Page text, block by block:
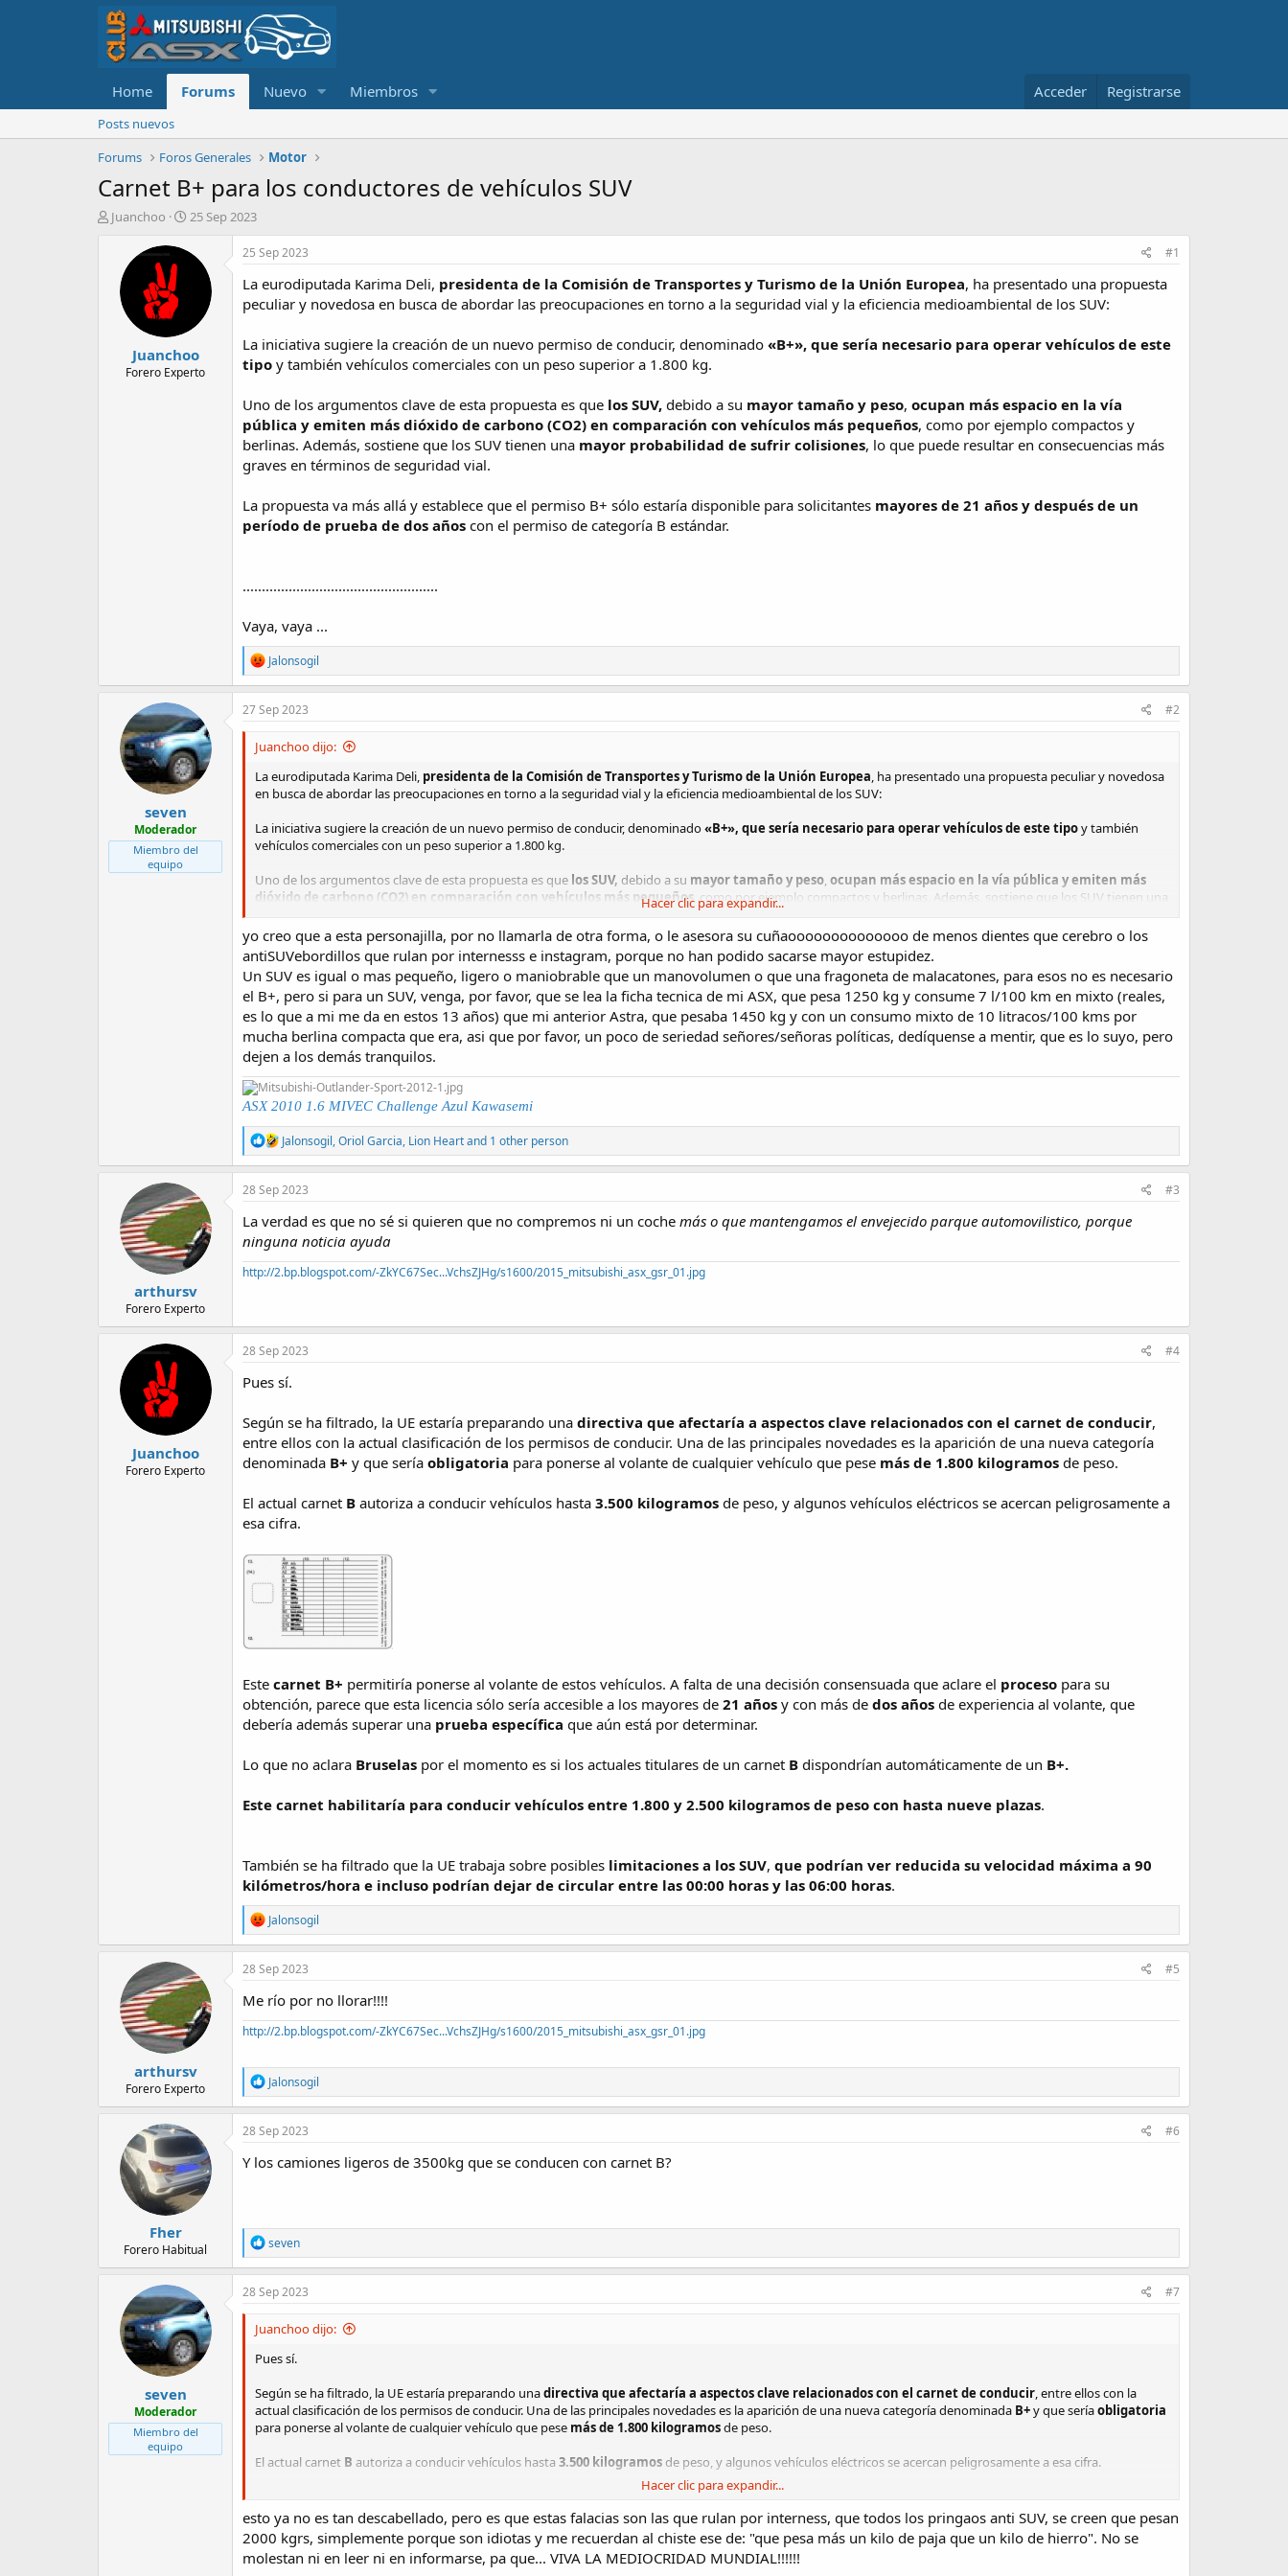
Home Forums Nuevo Miembros Acceder Registrarse
Posts nuevos
Forums
Foros Generales Motor
Carnet B+ para los conductores de vehículos SUV
A
Juanchoo
F
c
i
n
i
25 Sep 2023
Juanchoo
Forero Experto
25 Sep 2023 #1
La eurodiputada Karima Deli, presidenta de la Comisión de Transportes y Turismo de la Unión Europea, ha presentado una propuesta
peculiar y novedosa en busca de abordar las preocupaciones en torno a la seguridad vial y la eficiencia medioambiental de los SUV:
La iniciativa sugiere la creación de un nuevo permiso de conducir, denominado «B+», que sería necesario para operar vehículos de este
tipo y también vehículos comerciales con un peso superior a 1.800 kg.
Uno de los argumentos clave de esta propuesta es que los SUV, debido a su mayor tamaño y peso, ocupan más espacio en la vía
pública y emiten más dióxido de carbono (CO2) en comparación con vehículos más pequeños, como por ejemplo compactos y
berlinas. Además, sostiene que los SUV tienen una mayor probabilidad de sufrir colisiones, lo que puede resultar en consecuencias más
graves en términos de seguridad vial.
La propuesta va más allá y establece que el permiso B+ sólo estaría disponible para solicitantes mayores de 21 años y después de un
período de prueba de dos años con el permiso de categoría B estándar.
...................................................
Vaya, vaya ...
R
e
a
c
o
s
:
Jalonsogil
seven
Moderador
Miembro del
equipo
27 Sep 2023 #2
Juanchoo dijo:
La eurodiputada Karima Deli, presidenta de la Comisión de Transportes y Turismo de la Unión Europea, ha presentado una propuesta peculiar y novedosa
en busca de abordar las preocupaciones en torno a la seguridad vial y la eficiencia medioambiental de los SUV:
La iniciativa sugiere la creación de un nuevo permiso de conducir, denominado«B+», que sería necesario para operar vehículos de este tipoy también
vehículos comerciales con un peso superior a 1.800 kg.
Uno de los argumentos clave de esta propuesta es que los SUV, debido a su mayor tamaño y peso,ocupan más espacio en la vía pública y emiten más
dióxido de carbono (CO2) en comparación con vehículos más pequeños, como por ejemplo compactos y berlinas. Además, sostiene que los SUV tienen una
, lo que puede resultar en consecuencias más graves en términos de seguridad vial.
La propuesta va más allá y establece que el permiso B+ sólo estaría disponible para solicitantes
mayores de 21 años y después de un período de prueba de
dos añoscon el permiso de categoría B estándar.
...................................................
Vaya, vaya ...
Hacer clic para expandir...
yo creo que a esta personajilla, por no llamarla de otra forma, o le asesora su cuñaoooooooooooooo de menos dientes que cerebro o los
antiSUVebordillos que rulan por internesss e instagram, porque no han podido sacarse mayor estupidez.
Un SUV es igual o mas pequeño, ligero o maniobrable que un manovolumen o que una fragoneta de malacatones, para esos no es necesario
el B+, pero si para un SUV, venga, por favor, que se lea la ficha tecnica de mi ASX, que pesa 1250 kg y consume 7 l/100 km en mixto (reales,
es lo que a mi me da en estos 13 años) que mi anterior Astra, que pesaba 1450 kg y con un consumo mixto de 10 litracos/100 kms por
mucha berlina compacta que era, asi que por favor, un poco de seriedad señores/señoras políticas, dedíquense a mentir, que es lo suyo, pero
dejen a los demás tranquilos.
ASX 2010 1.6 MIVEC Challenge Azul Kawasemi
R
e
a
c
i
o
n
s
:
Jalonsogil,Oriol Garcia, Lion Heartand 1 other person
arthursv
Forero Experto
28 Sep 2023 #3
La verdad es que no sé si quieren que no compremos ni un coche más o que mantengamos el envejecido parque automovilistico, porque
ninguna noticia ayuda
http://2.bp.blogspot.com/-ZkYC67Sec...VchsZJHg/s1600/2015_mitsubishi_asx_gsr_01.jpg
Juanchoo
Forero Experto
28 Sep 2023 #4
Pues sí.
Según se ha filtrado, la UE estaría preparando una directiva que afectaría a aspectos clave relacionados con el carnet de conducir,
entre ellos con la actual clasificación de los permisos de conducir. Una de las principales novedades es la aparición de una nueva categoría
denominada B+ y que sería obligatoria para ponerse al volante de cualquier vehículo que pese más de 1.800 kilogramos de peso.
El actual carnet B autoriza a conducir vehículos hasta 3.500 kilogramos de peso, y algunos vehículos eléctricos se acercan peligrosamente a
esa cifra.
Este carnet B+ permitiría ponerse al volante de estos vehículos. A falta de una decisión consensuada que aclare el proceso para su
obtención, parece que esta licencia sólo sería accesible a los mayores de 21 años y con más de dos años de experiencia al volante, que
debería además superar una prueba específica que aún está por determinar.
Lo que no aclara Bruselas por el momento es si los actuales titulares de un carnet B dispondrían automáticamente de un B+.
Este carnet habilitaría para conducir vehículos entre 1.800 y 2.500 kilogramos de peso con hasta nueve plazas.
También se ha filtrado que la UE trabaja sobre posibles limitaciones a los SUV, que podrían ver reducida su velocidad máxima a 90
kilómetros/hora e incluso podrían dejar de circular entre las 00:00 horas y las 06:00 horas.
R
e
a
c
i
o
n
s
Jalonsogil
arthursv
Forero Experto
28 Sep 2023 #5
Me río por no llorar!!!!
http://2.bp.blogspot.com/-ZkYC67Sec...VchsZJHg/s1600/2015_mitsubishi_asx_gsr_01.jpg
R
e
a
c
i
o
Jalonsogil
Fher
Forero Habitual
28 Sep 2023 #6
Y los camiones ligeros de 3500kg que se conducen con carnet B?
R
e
a
c
o
s
seven
seven
Moderador
Miembro del
equipo
28 Sep 2023 #7
Juanchoo dijo:
Pues sí.
Según se ha filtrado, la UE estaría preparando unadirectiva que afectaría a aspectos clave relacionados con el carnet de conducir, entre ellos con la
actual clasificación de los permisos de conducir. Una de las principales novedades es la aparición de una nueva categoría denominada B+y que seríaobligatoria
para ponerse al volante de cualquier vehículo que pese más de 1.800 kilogramosde peso.
El actual carnet B autoriza a conducir vehículos hasta 3.500 kilogramos de peso, y algunos vehículos eléctricos se acercan peligrosamente a esa cifra.
Estecarnet B+ permitiría ponerse al volante de estos vehículos. A falta de una decisión consensuada que aclare elproceso
para su obtención, parece que esta
licencia sólo sería accesible a los mayores de21 añosy con más dedos añosde experiencia al volante, que debería además superar una prueba específica
aún está por determinar.
Hacer clic para expandir...
esto ya no es tan descabellado, pero es que estas falacias son las que rulan por interness, que todos los pringaos anti SUV, se creen que pesan
2000 kgrs, simplemente porque son idiotas y me recuerdan al chiste ese de: "que pesa más un kilo de paja que un kilo de hierro". No se
molestan ni en leer ni en informarse, pa que... VIVA LA MEDIOCRIDAD MUNDIAL!!!!!!